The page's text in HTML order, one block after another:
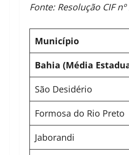
Fonte: Resolução CIF
Município
Bahia (Média
São Desidério
Formosa do Rio Preto
Jaborandi